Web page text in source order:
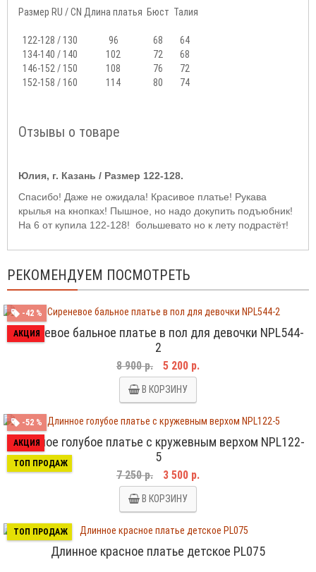
Размер RU / CN Длина платья Бюст Талия
122-128 / 130 96 68
64
134-140 / 140
102 72
68
146-152 / 150
108 76
72
152-158 / 160
114 80 74
Отзывы о товаре
Юлия, г. Казань / Размер 122-128.
Спасибо! Даже не ожидала! Красивое платье! Рукава
крылья на кнопках! Пышное, но надо докупить подъюбник!
На 6 от купила 122-128! большевато но к лету подрастёт!
РЕКОМЕНДУЕМ ПОСМОТРЕТЬ
-42 %
АКЦИЯ
Сиреневое бальное платье в пол для девочки NPL544-
2
8 900 р. 5 200 р.
В КОРЗИНУ
-52 %
АКЦИЯ
ТОП ПРОДАЖ
Длинное голубое платье с кружевным верхом NPL122-
5
7 250 р. 3 500 р.
В КОРЗИНУ
ТОП ПРОДАЖ
Длинное красное платье детское PL075